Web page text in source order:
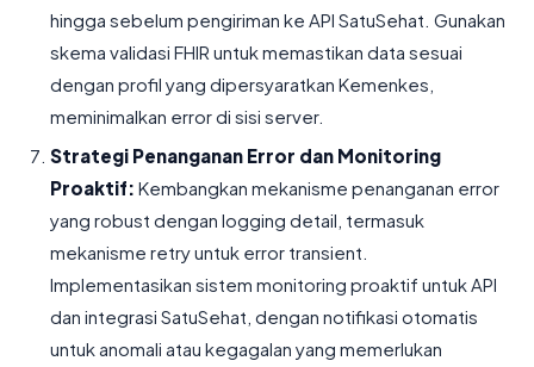
hingga sebelum pengiriman ke API SatuSehat. Gunakan
skema validasi FHIR untuk memastikan data sesuai
dengan profil yang dipersyaratkan Kemenkes,
meminimalkan error di sisi server.
Strategi Penanganan Error dan Monitoring
Proaktif: Kembangkan mekanisme penanganan error
yang robust dengan logging detail, termasuk
mekanisme retry untuk error transient.
Implementasikan sistem monitoring proaktif untuk API
dan integrasi SatuSehat, dengan notifikasi otomatis
untuk anomali atau kegagalan yang memerlukan